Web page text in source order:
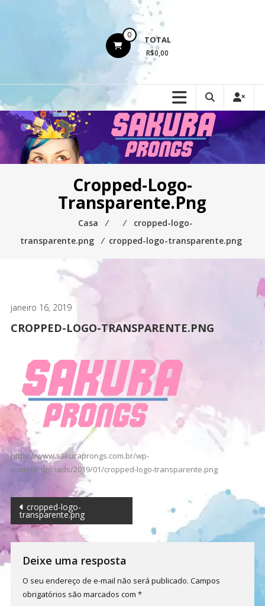
0 TOTAL
R$0,00
Cropped-Logo-
Transparente.png
Casa ⁄ ⁄
cropped-logo-
transparente.png
⁄ cropped-logo-transparente.png
janeiro 16, 2019
CROPPED-LOGO-TRANSPARENTE.PNG
https://www.sakuraprongs.com.br/wp-
content/uploads/2019/01/cropped-logo-transparente.png
Navegação
de
Post
cropped-logo-
transparente.png
Deixe uma resposta
O seu endereço de e-mail não será publicado. Campos
obrigatórios são marcados com *